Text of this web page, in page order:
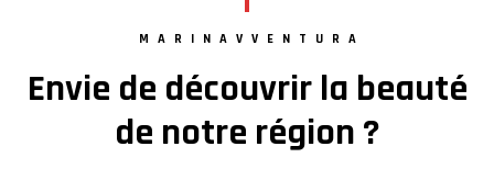
MARINAVVENTURA
Envie de découvrir la beauté
de notre région ?